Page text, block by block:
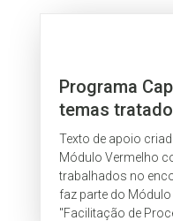
Programa
temas
Vermelho
Texto de apoio
Módulo Vermelho
trabalhados no
faz parte do
"Facilitação de